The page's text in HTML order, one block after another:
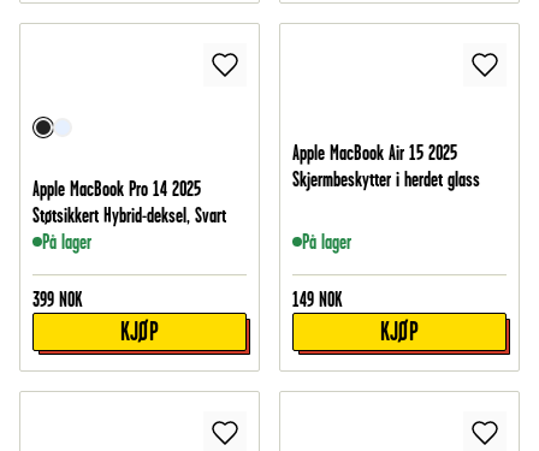
Apple MacBook Pro 14 2025
Støtsikkert Hybrid-deksel, Svart
På lager
399 NOK
KJØP
Apple MacBook Air 15 2025
Skjermbeskytter i herdet glass
På lager
149 NOK
KJØP